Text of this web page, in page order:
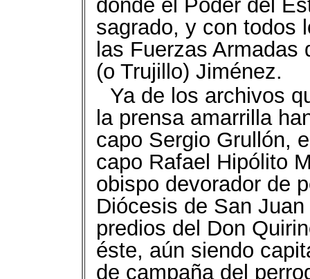
donde el Poder del
sagrado, y con todos
las Fuerzas
(o Trujillo) Jiménez.
Ya de los archivos
la prensa amarrilla
capo Sergio Grullón,
capo Rafael Hipólito
obispo devorador de
Diócesis de San
predios del Don
éste, aún siendo
de campaña del